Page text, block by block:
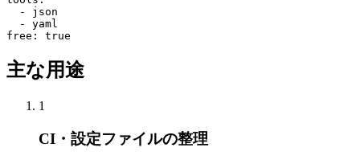
  - json
  - yaml
free: true
主な用途
1
CI・設定ファイルの整理